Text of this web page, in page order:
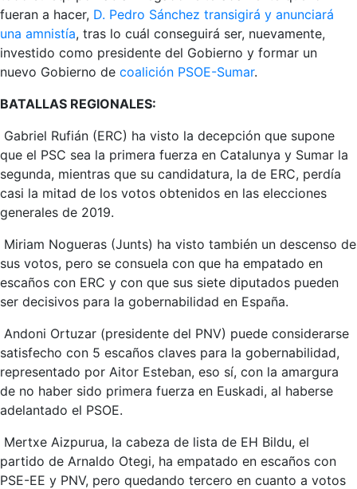
fueran a hacer, D. Pedro Sánchez transigirá y anunciará
una amnistía, tras lo cuál conseguirá ser, nuevamente,
investido como presidente del Gobierno y formar un
nuevo Gobierno de coalición PSOE-Sumar.
BATALLAS REGIONALES:
Gabriel Rufián (ERC) ha visto la decepción que supone
que el PSC sea la primera fuerza en Catalunya y Sumar la
segunda, mientras que su candidatura, la de ERC, perdía
casi la mitad de los votos obtenidos en las elecciones
generales de 2019.
Miriam Nogueras (Junts) ha visto también un descenso de
sus votos, pero se consuela con que ha empatado en
escaños con ERC y con que sus siete diputados pueden
ser decisivos para la gobernabilidad en España.
Andoni Ortuzar (presidente del PNV) puede considerarse
satisfecho con 5 escaños claves para la gobernabilidad,
representado por Aitor Esteban, eso sí, con la amargura
de no haber sido primera fuerza en Euskadi, al haberse
adelantado el PSOE.
Mertxe Aizpurua, la cabeza de lista de EH Bildu, el
partido de Arnaldo Otegi, ha empatado en escaños con
PSE-EE y PNV, pero quedando tercero en cuanto a votos